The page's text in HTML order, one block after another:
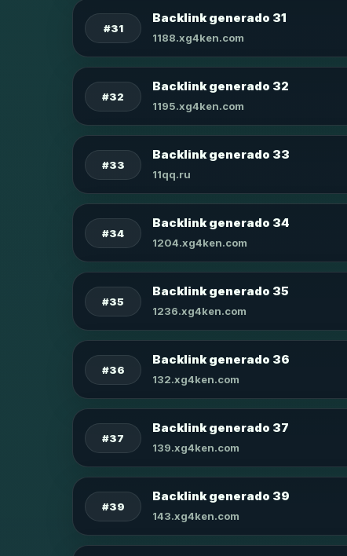
#31
Backlink generado 31
1188.xg4ken.com
#32
Backlink generado 32
1195.xg4ken.com
#33
Backlink generado 33
11qq.ru
#34
Backlink generado 34
1204.xg4ken.com
#35
Backlink generado 35
1236.xg4ken.com
#36
Backlink generado 36
132.xg4ken.com
#37
Backlink generado 37
139.xg4ken.com
#39
Backlink generado 39
143.xg4ken.com